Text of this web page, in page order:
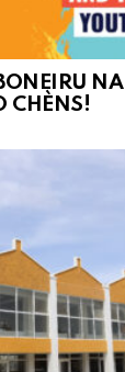
NA
CHÈNS!